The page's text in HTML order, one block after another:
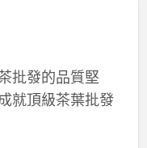
批發的品質堅
就頂級茶葉批發